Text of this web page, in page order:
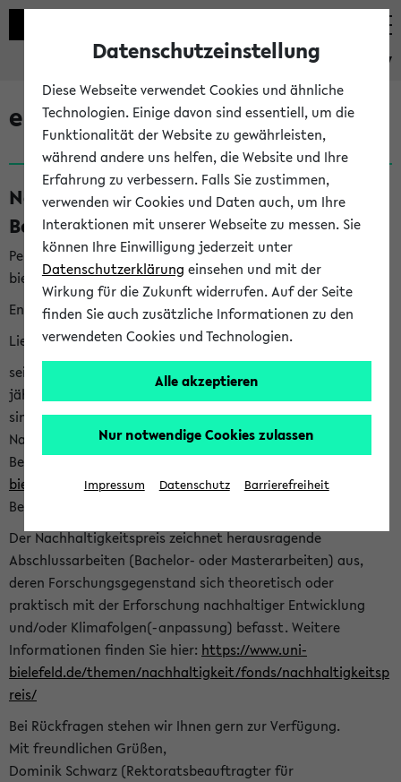
eKVV
eKVV News
Nachhaltigkeitspreis 2026:
Bewerbungsphase gestartet (06.08.26)
Per E-Mail eingestellt von nachhaltigkeitsbuero@uni-
bielefeld.de an den Verteiler 'Alle Studierenden':
English version below
Liebe Studierende,
seit 2023 verleiht das Rektorat der Universität Bielefeld
jährlich den Nachhaltigkeitspreis für Abschlussarbeiten. Sie
sind herzlich eingeladen sich mit Ihrer Abschlussarbeit beim
Nachhaltigkeitsbüro zu bewerben. Bitte nutzen Sie für Ihre
Bewerbung dieses Formular<https://formulare.uni-
bielefeld.de/frontend-server/form/provide/913/>. Die
Bewerbungsfrist endet am 30.09.2026.
Der Nachhaltigkeitspreis zeichnet herausragende
Abschlussarbeiten (Bachelor- oder Masterarbeiten) aus,
deren Forschungsgegenstand sich theoretisch oder
praktisch mit der Erforschung nachhaltiger Entwicklung
und/oder Klimafolgen(-anpassung) befasst. Weitere
Informationen finden Sie hier: https://www.uni-
bielefeld.de/themen/nachhaltigkeit/fonds/nachhaltigkeitsp
reis/
Bei Rückfragen stehen wir Ihnen gern zur Verfügung.
Mit freundlichen Grüßen,
Dominik Schwarz (Rektoratsbeauftragter für
Datenschutzeinstellung
Diese Webseite verwendet Cookies und ähnliche
Technologien. Einige davon sind essentiell, um die
Funktionalität der Website zu gewährleisten,
während andere uns helfen, die Website und Ihre
Erfahrung zu verbessern. Falls Sie zustimmen,
verwenden wir Cookies und Daten auch, um Ihre
Interaktionen mit unserer Webseite zu messen. Sie
können Ihre Einwilligung jederzeit unter
Datenschutzerklärung einsehen und mit der
Wirkung für die Zukunft widerrufen. Auf der Seite
finden Sie auch zusätzliche Informationen zu den
verwendeten Cookies und Technologien.
Alle akzeptieren
Nur notwendige Cookies zulassen
Impressum Datenschutz Barrierefreiheit